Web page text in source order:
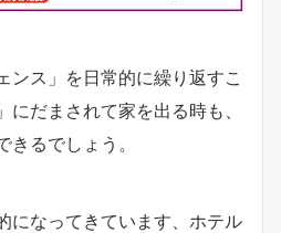
ンス」を日常的に繰り返すこ
にだまされて家を出る時も、
るでしょう。
になってきています、ホテル